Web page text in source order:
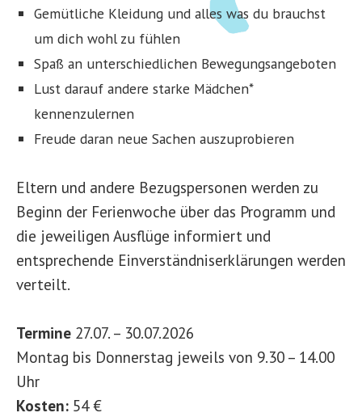
Gemütliche Kleidung und alles was du brauchst
um dich wohl zu fühlen
Spaß an unterschiedlichen Bewegungsangeboten
Lust darauf andere starke Mädchen*
kennenzulernen
Freude daran neue Sachen auszuprobieren
Eltern und andere Bezugspersonen werden zu
Beginn der Ferienwoche über das Programm und
die jeweiligen Ausflüge informiert und
entsprechende Einverständniserklärungen werden
verteilt.
Termine 27.07. – 30.07.2026
Montag bis Donnerstag jeweils von 9.30 – 14.00
Uhr
Kosten: 54 €